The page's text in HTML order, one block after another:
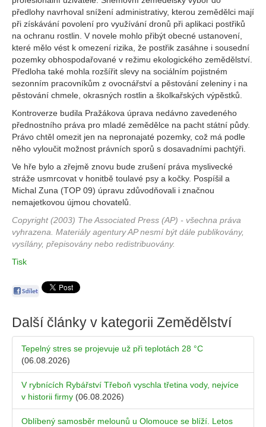
předlohy navrhoval snížení administrativy, kterou zemědělci mají
při získávání povolení pro využívání dronů při aplikaci postřiků
na ochranu rostlin. V novele mohlo přibýt obecné ustanovení,
které mělo vést k omezení rizika, že postřik zasáhne i sousední
pozemky obhospodařované v režimu ekologického zemědělství.
Předloha také mohla rozšířit slevy na sociálním pojistném
sezonním pracovníkům z ovocnářství a pěstování zeleniny i na
pěstování chmele, okrasných rostlin a školkařských výpěstků.
Kontroverze budila Pražákova úprava nedávno zavedeného
přednostního práva pro mladé zemědělce na pacht státní půdy.
Právo chtěl omezit jen na nepronajaté pozemky, což má podle
něho vyloučit možnost právních sporů s dosavadními pachtýři.
Ve hře bylo a zřejmě znovu bude zrušení práva myslivecké
stráže usmrcovat v honitbě toulavé psy a kočky. Pospíšil a
Michal Zuna (TOP 09) úpravu zdůvodňovali i značnou
nemajetkovou újmou chovatelů.
Copyright (2003) The Associated Press (AP) - všechna práva
vyhrazena. Materiály agentury AP nesmí být dále publikovány,
vysílány, přepisovány nebo redistribuovány.
Tisk
Další články v kategorii Zemědělství
Tepelný stres se projevuje už při teplotách 28 °C
(06.08.2026)
V rybnících Rybářství Třeboň vyschla třetina vody, nejvíce
v historii firmy (06.08.2026)
Oblíbený samosběr melounů u Olomouce se blíží. Letos